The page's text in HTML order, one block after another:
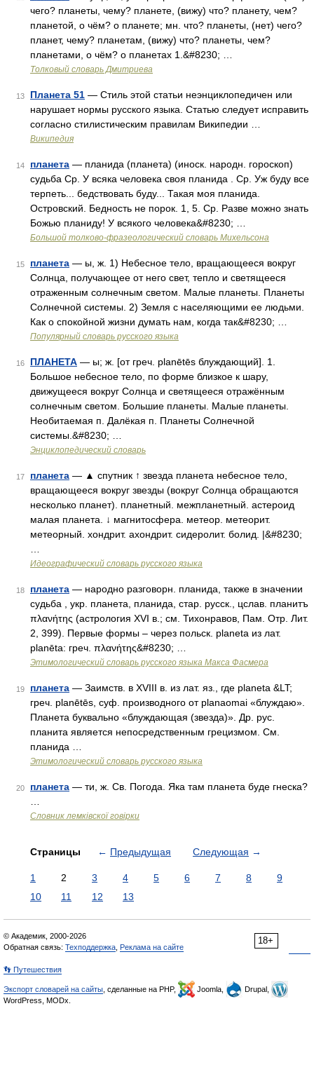
чего? планеты, чему? планете, (вижу) что? планету, чем?
планетой, о чём? о планете; мн. что? планеты, (нет) чего?
планет, чему? планетам, (вижу) что? планеты, чем?
планетами, о чём? о планетах 1.&#8230; …
Толковый словарь Дмитриева
13 Планета 51 — Стиль этой статьи неэнциклопедичен или
нарушает нормы русского языка. Статью следует исправить
согласно стилистическим правилам Википедии …
Википедия
14 планета — планида (планета) (иноск. народн. гороскоп)
судьба Ср. У всяка человека своя планида . Ср. Уж буду все
терпеть... бедствовать буду... Такая моя планида.
Островский. Бедность не порок. 1, 5. Ср. Разве можно знать
Божью планиду! У всякого человека&#8230; …
Большой толково-фразеологический словарь Михельсона
15 планета — ы, ж. 1) Небесное тело, вращающееся вокруг
Солнца, получающее от него свет, тепло и светящееся
отраженным солнечным светом. Малые планеты. Планеты
Солнечной системы. 2) Земля с населяющими ее людьми.
Как о спокойной жизни думать нам, когда так&#8230; …
Популярный словарь русского языка
16 ПЛАНЕТА — ы; ж. [от греч. planētēs блуждающий]. 1.
Большое небесное тело, по форме близкое к шару,
движущееся вокруг Солнца и светящееся отражённым
солнечным светом. Большие планеты. Малые планеты.
Необитаемая п. Далёкая п. Планеты Солнечной
системы.&#8230; …
Энциклопедический словарь
17 планета — ▲ спутник ↑ звезда планета небесное тело,
вращающееся вокруг звезды (вокруг Солнца обращаются
несколько планет). планетный. межпланетный. астероид
малая планета. ↓ магнитосфера. метеор. метеорит.
метеорный. хондрит. ахондрит. сидеролит. болид. |&#8230;
Идеографический словарь русского языка
18 планета — народно разговорн. планида, также в значении
судьба , укр. планета, планида, стар. русск., цслав. планитъ
πλανήτης (астрология ХVI в.; см. Тихонравов, Пам. Отр. Лит.
2, 399). Первые формы – через польск. рlаnеtа из лат.
рlаnētа: греч. πλανήτης&#8230; …
Этимологический словарь русского языка Макса Фасмера
19 планета — Заимств. в XVIII в. из лат. яз., где planeta &LT;
греч. planētēs, суф. производного от planaomai «блуждаю».
Планета буквально «блуждающая (звезда)». Др. рус.
планита является непосредственным грецизмом. См.
планида …
Этимологический словарь русского языка
20 планета — ти, ж. Св. Погода. Яка там планета буде гнеска?
Словник лемківскої говірки
Страницы ← Предыдущая Следующая →
1 2 3 4 5 6 7 8
9
10
11 12 13
18+
© Академик, 2000-2026
Обратная связь: Техподдержка Реклама на сайте
👣 Путешествия
Экспорт словарей на сайты , сделанные на PHP, Joomla,
Drupal,
WordPress, MODx.